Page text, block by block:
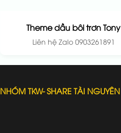
Theme dầu bôi trơn Tony
Liên hệ Zalo 0903261891
NHÓM TKW- SHARE TÀI NGUYÊN